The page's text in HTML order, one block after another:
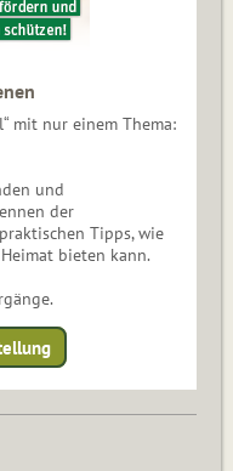
mit nur einem Thema:
und
der
Tipps, wie
bieten kann.